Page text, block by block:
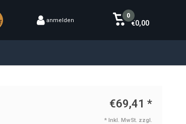
anmelden
0
€0,00
€69,41 *
* Inkl. MwSt. zzgl.